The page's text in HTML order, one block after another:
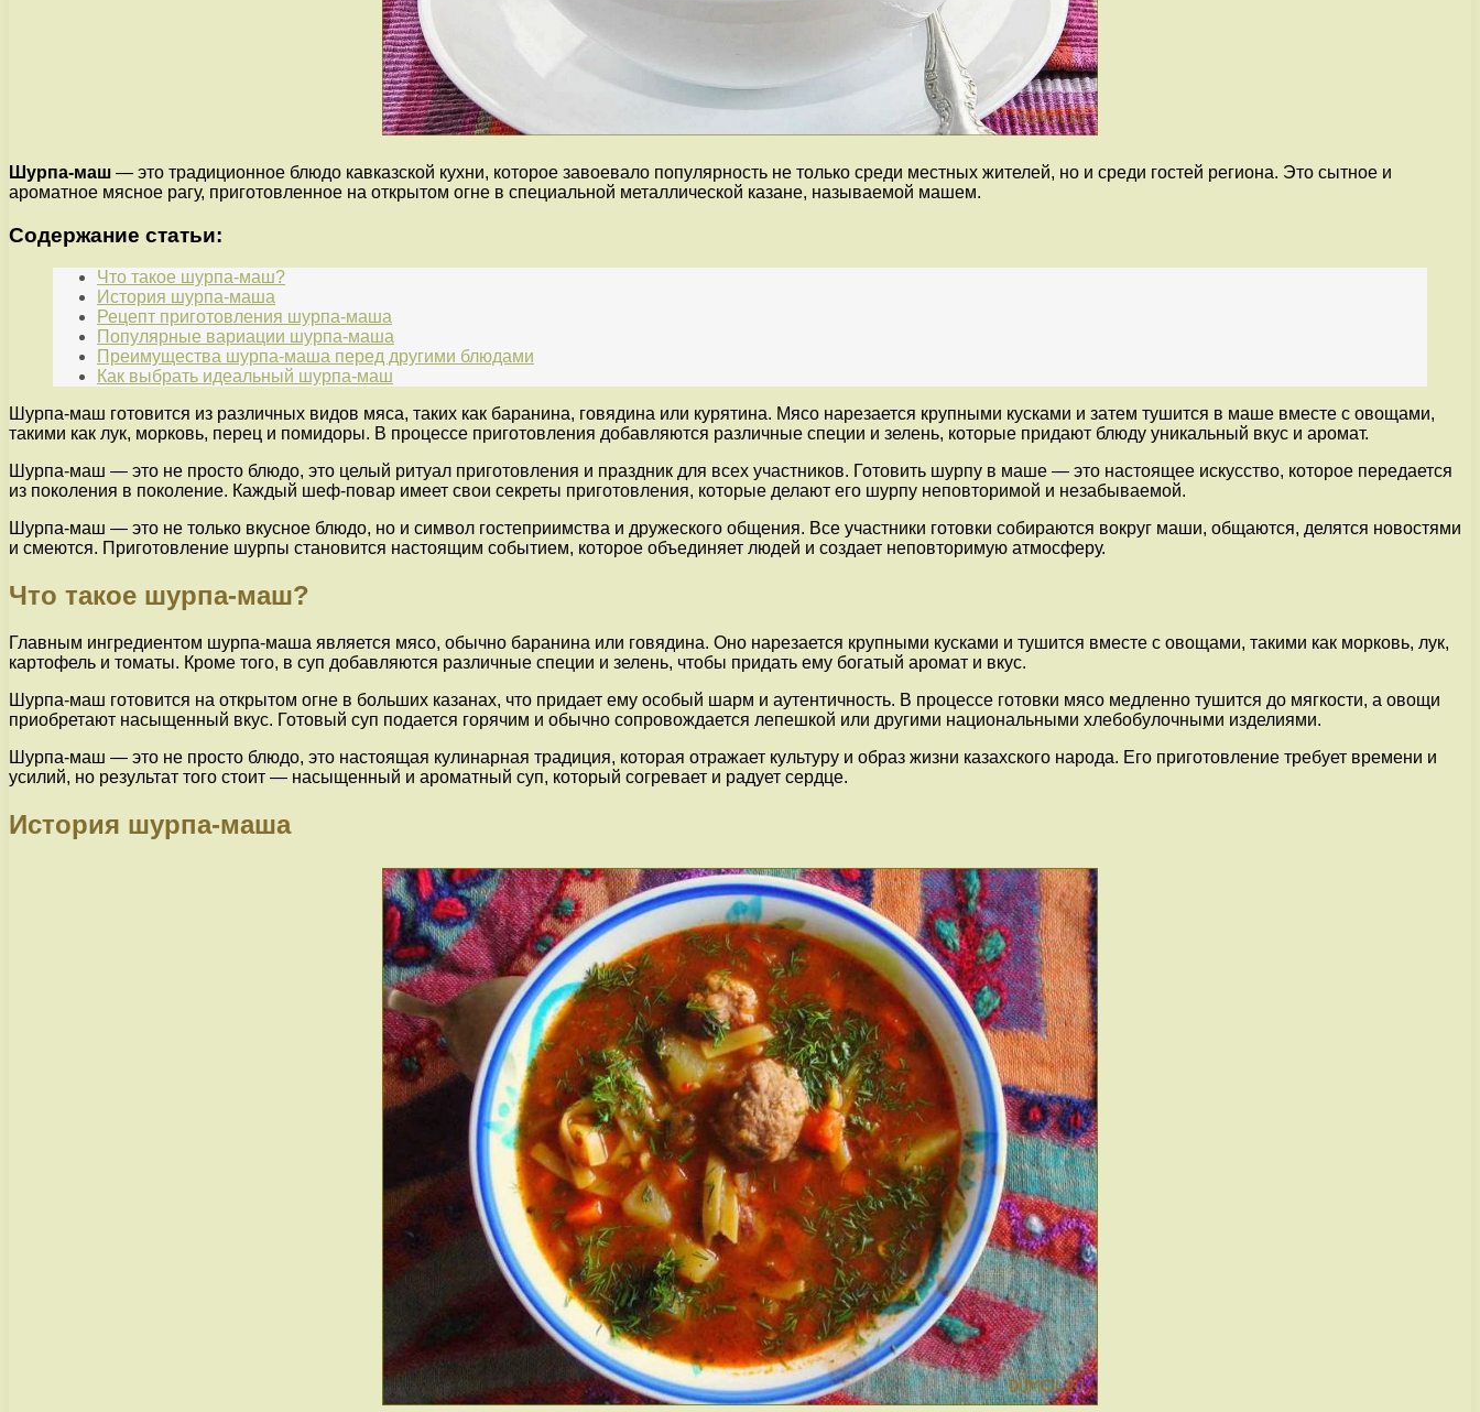
Шурпа-маш — это традиционное блюдо кавказской кухни, которое завоевало популярность не только среди местных жителей, но и среди гостей региона. Это сытное и
ароматное мясное рагу, приготовленное на открытом огне в специальной металлической казане, называемой машем.
Содержание статьи:
Что такое шурпа-маш?
История шурпа-маша
Рецепт приготовления шурпа-маша
Популярные вариации шурпа-маша
Преимущества шурпа-маша перед другими блюдами
Как выбрать идеальный шурпа-маш
Шурпа-маш готовится из различных видов мяса, таких как баранина, говядина или курятина. Мясо нарезается крупными кусками и затем тушится в маше вместе с овощами,
такими как лук, морковь, перец и помидоры. В процессе приготовления добавляются различные специи и зелень, которые придают блюду уникальный вкус и аромат.
Шурпа-маш — это не просто блюдо, это целый ритуал приготовления и праздник для всех участников. Готовить шурпу в маше — это настоящее искусство, которое передается
из поколения в поколение. Каждый шеф-повар имеет свои секреты приготовления, которые делают его шурпу неповторимой и незабываемой.
Шурпа-маш — это не только вкусное блюдо, но и символ гостеприимства и дружеского общения. Все участники готовки собираются вокруг маши, общаются, делятся новостями
и смеются. Приготовление шурпы становится настоящим событием, которое объединяет людей и создает неповторимую атмосферу.
Что такое шурпа-маш?
Главным ингредиентом шурпа-маша является мясо, обычно баранина или говядина. Оно нарезается крупными кусками и тушится вместе с овощами, такими как морковь, лук,
картофель и томаты. Кроме того, в суп добавляются различные специи и зелень, чтобы придать ему богатый аромат и вкус.
Шурпа-маш готовится на открытом огне в больших казанах, что придает ему особый шарм и аутентичность. В процессе готовки мясо медленно тушится до мягкости, а овощи
приобретают насыщенный вкус. Готовый суп подается горячим и обычно сопровождается лепешкой или другими национальными хлебобулочными изделиями.
Шурпа-маш — это не просто блюдо, это настоящая кулинарная традиция, которая отражает культуру и образ жизни казахского народа. Его приготовление требует времени и
усилий, но результат того стоит — насыщенный и ароматный суп, который согревает и радует сердце.
История шурпа-маша